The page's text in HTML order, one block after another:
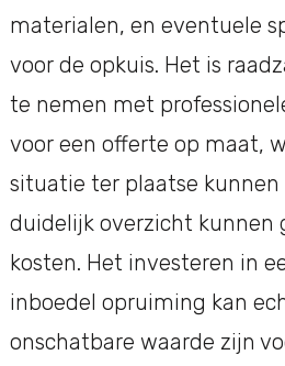
materialen, en eventuele
voor de opkuis. Het is
te nemen met
voor een offerte op maat,
situatie ter plaatse kunnen
duidelijk overzicht kunnen
kosten. Het investeren in
inboedel opruiming kan
onschatbare waarde zijn